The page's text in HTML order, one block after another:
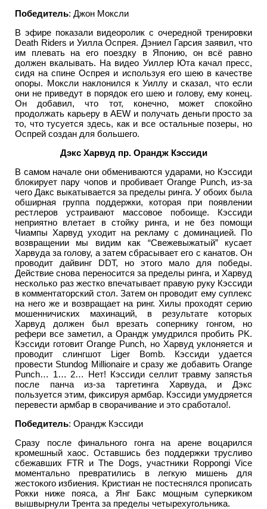
Победитель: Джон Моксли
В эфире показали видеоролик с очередной тренировки
Death Riders и Уилла Оспрея. Дэниел Гарсия заявил, что
им плевать на его поездку в Японию, он всё равно
должен вкалывать. На видео Уиллер Юта качал пресс,
сидя на спине Оспрея и используя его шею в качестве
опоры. Моксли наклонился к Уиллу и сказал, что если
они не приведут в порядок его шею и голову, ему конец.
Он добавил, что тот, конечно, может спокойно
продолжать карьеру в AEW и получать деньги просто за
то, что тусуется здесь, как и все остальные позеры, но
Оспрей создан для большего.
Дэкс Харвуд пр. Орандж Кэссиди
В самом начале они обмениваются ударами, но Кэссиди
блокирует пару чопов и пробивает Orange Punch, из-за
чего Дакс выкатывается за пределы ринга. У обоих была
обширная группа поддержки, которая при появлении
рестлеров устраивают массовое побоище. Кэссиди
неприятно влетает в стойку ринга, и не без помощи
Чиампы Харвуд уходит на рекламу с доминацией. По
возвращении мы видим как “Свежевыжатый” кусает
Харвуда за голову, а затем сбрасывает его с канатов. Он
проводит дайвинг DDT, но этого мало для победы.
Действие снова переносится за пределы ринга, и Харвуд
несколько раз жестко впечатывает правую руку Кэссиди
в комментаторский стол. Затем он проводит ему суплекс
на него же и возвращает на ринг. Хилы проходят серию
мошенничиских махинаций, в результате которых
Харвуд должен был врезать сопернику гонгом, но
рефери все заметил, а Орандж умудрился пробить PK.
Кэссиди готовит Orange Punch, но Харвуд уклоняется и
проводит слингшот Liger Bomb. Кэссиди удается
провести Stundog Millionaire и сразу же добавить Orange
Punch… 1… 2… Нет! Кэссиди селлит травму запястья
после панча из-за таргетинга Харвуда, и Дэкс
пользуется этим, фиксируя армбар. Кэссиди умудряется
перевести армбар в сворачивание и это сработало!.
Победитель: Орандж Кэссиди
Сразу после финального гонга на арене воцарился
кромешный хаос. Оставшись без поддержки трусливо
сбежавших FTR и The Dogs, участники Roppongi Vice
моментально превратились в легкую мишень для
жестокого избиения. Кристиан не постеснялся прописать
Рокки ниже пояса, а Янг Бакс мощным суперкиком
вышвырнули Трента за пределы четырехугольника.